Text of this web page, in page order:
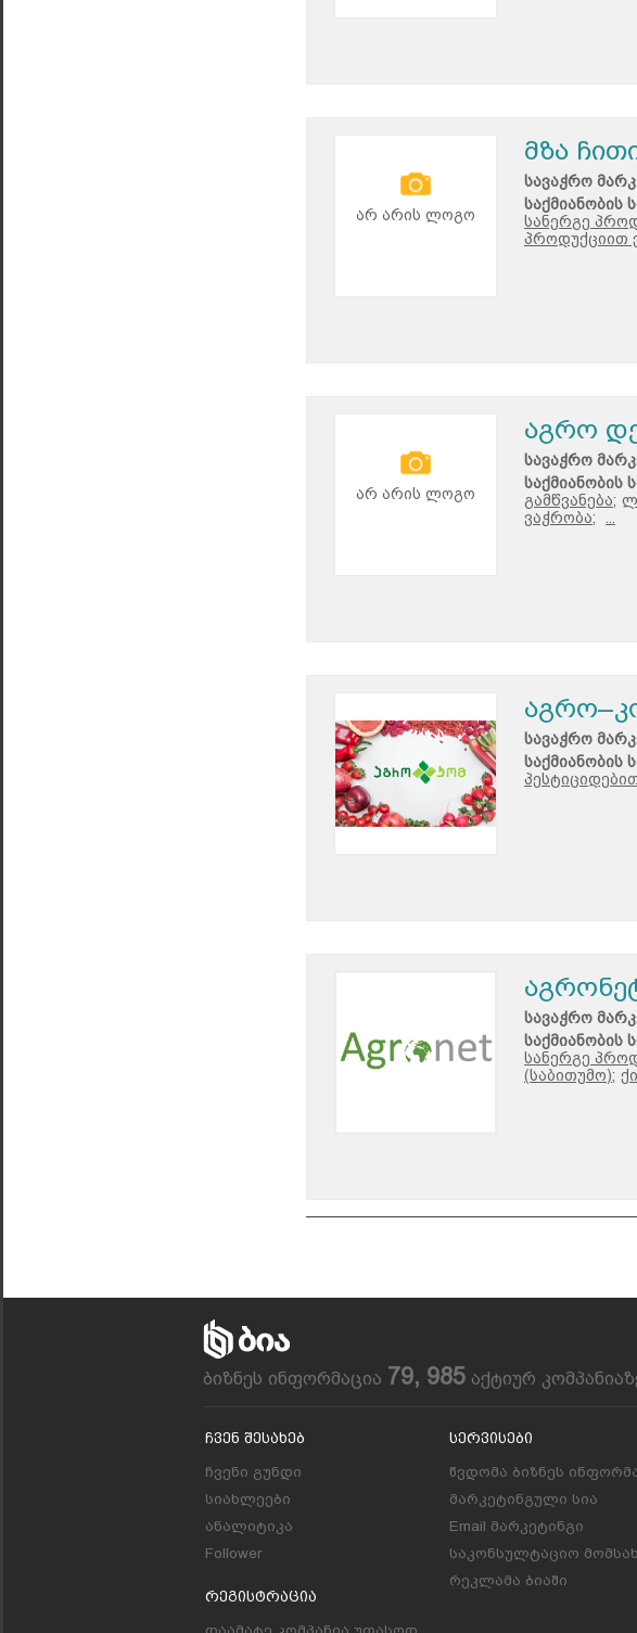
არ არის ლოგო
მზა
სავაჭრო
საქმიანობის
სანერგე
პროდუქციით
არ არის ლოგო
აგრო
სავაჭრო
საქმიანობის
გამწვანება;
ვაჭრობა;
სავაჭრო
საქმიანობის
სავაჭრო
საქმიანობის
სანერგე
(საბითუმო);
ბიზნეს ინფორმაცია 79, 985 აქტიურ
Ჩვენ Შესახებ
ჩვენი გუნდი
სიახლეები
ანალიტიკა
Follower
Რეგისტრაცია
Სერვისები
წვდომა ბიზნეს
მარკეტინგული სია
Email მარკეტინგი
საკონსულტაციო
რეკლამა ბიაში